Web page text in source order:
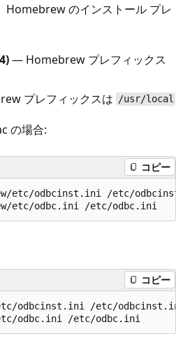
Homebrew のインストール プレ
— Homebrew プレフィックス
プレフィックスは /usr/local
の場合:
コピー
etc/odbcinst.ini /etc/
コピー
odbcinst.ini /etc/